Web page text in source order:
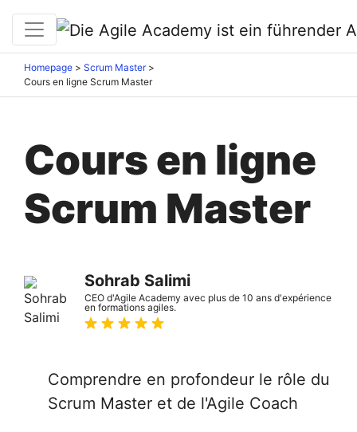
Homepage > Scrum Master>
Cours en ligne Scrum Master
Cours en ligne
Scrum Master
Sohrab Salimi
CEO d'Agile Academy avec plus de 10 ans d'expérience
en formations agiles.
Comprendre en profondeur le rôle du
Scrum Master et de l'Agile Coach